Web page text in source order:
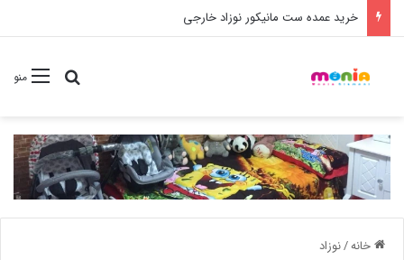
خرید عمده ست مانیکور نوزاد خارجی
منوجستجو
خانه/نوزاد